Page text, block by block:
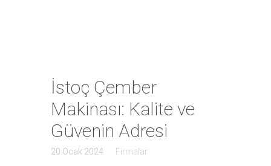
İstoç Çember
Makinası: Kalite ve
Güvenin Adresi
20 Ocak 2024 Firmalar